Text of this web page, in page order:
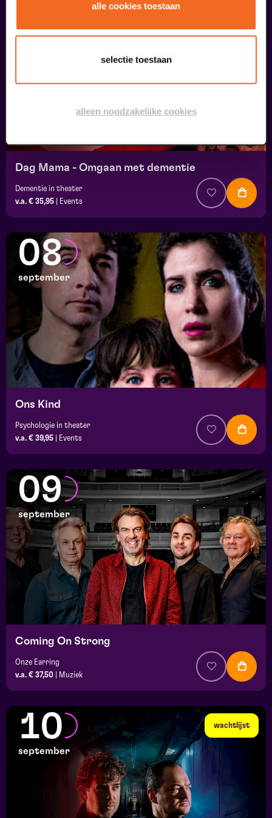
alle cookies toestaan
selectie toestaan
alleen noodzakelijke cookies
Dag Mama - Omgaan met dementie
Dementie in theater
v.a. € 35,95
Events
08
september
Ons Kind
Psychologie in theater
v.a. € 39,95
Events
09
september
Coming On Strong
Onze Earring
v.a. € 37,50
Muziek
wachtlijst
10
september